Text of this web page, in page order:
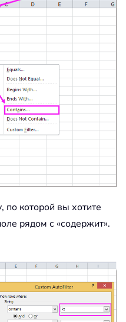
по которой вы хотите
рядом с «содержит».